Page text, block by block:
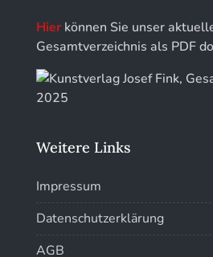
Kunstführer Sch
Kunstführer St
Hierkönnen Sie unser
Gesamtverzeichnis als PDF
Weitere Links
Impressum
Datenschutzerklärung
AGB